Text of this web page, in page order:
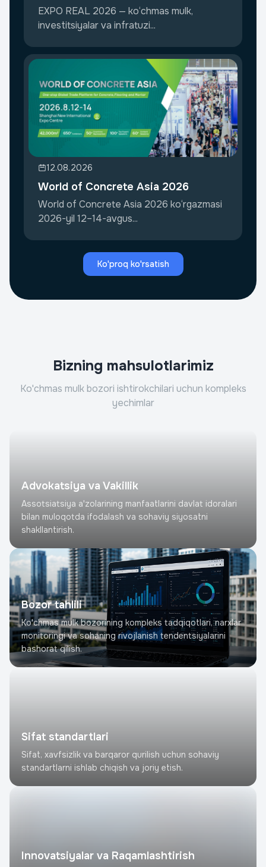
Investment
EXPO REAL 2026 — ko‘chmas mulk,
investitsiyalar va infratuzi...
12.08.2026
World of Concrete Asia 2026
World of Concrete Asia 2026 ko‘rgazmasi
2026-yil 12–14-avgus...
Ko'proq ko'rsatish
Bizning mahsulotlarimiz
Ko'chmas mulk bozori ishtirokchilari uchun kompleks
yechimlar
Advokatsiya va Vakillik
Assotsiatsiya a'zolarining manfaatlarini davlat idoralari
bilan muloqotda ifodalash va sohaviy siyosatni
shakllantirish.
Bozor tahlili
Ko'chmas mulk bozorining kompleks tadqiqotlari, narxlar
monitoringi va sohaning rivojlanish tendentsiyalarini
bashorat qilish.
Sifat standartlari
Sifat, xavfsizlik va barqaror qurilish uchun sohaviy
standartlarni ishlab chiqish va joriy etish.
Innovatsiyalar va Raqamlashtirish